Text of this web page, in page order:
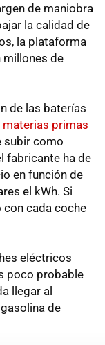
de maniobra
la calidad de
la plataforma
millones de
de las baterías
materias primas
subir como
fabricante ha de
en función de
el kWh. Si
con cada coche
eléctricos
poco probable
llegar al
de